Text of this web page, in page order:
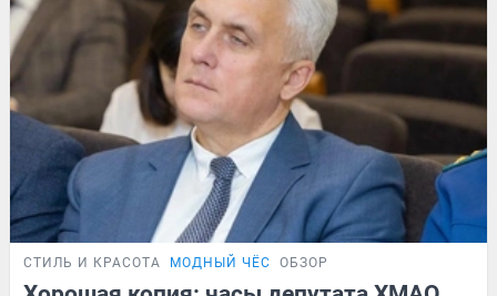
СТИЛЬ И КРАСОТА МОДНЫЙ ЧЁС ОБЗОР